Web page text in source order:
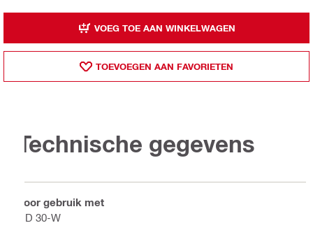
VOEG TOE AAN WINKELWAGEN
TOEVOEGEN AAN FAVORIETEN
Technische gegevens
Voor gebruik met
DD 30-W